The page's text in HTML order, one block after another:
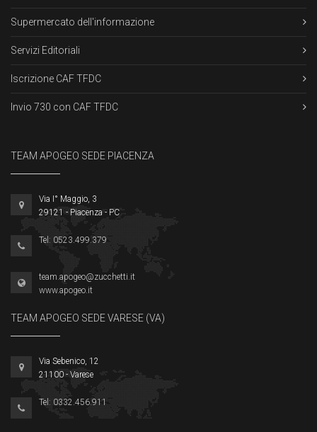
Supermercato dell'informazione
Servizi Editoriali
Iscrizione CAF TFDC
Invio 730 con CAF TFDC
TEAM APOGEO SEDE PIACENZA
Via I° Maggio, 3
29121 - Piacenza - PC
Tel: 0523.499.379
team.apogeo@zucchetti.it
www.apogeo.it
TEAM APOGEO SEDE VARESE (VA)
Via Sebenico, 12
21100 - Varese
Tel: 0332.456.911